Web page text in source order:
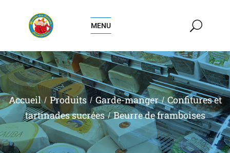
MENU
Accueil Produits Garde-manger
Confitures et
tartinades sucrées
Beurre de framboises